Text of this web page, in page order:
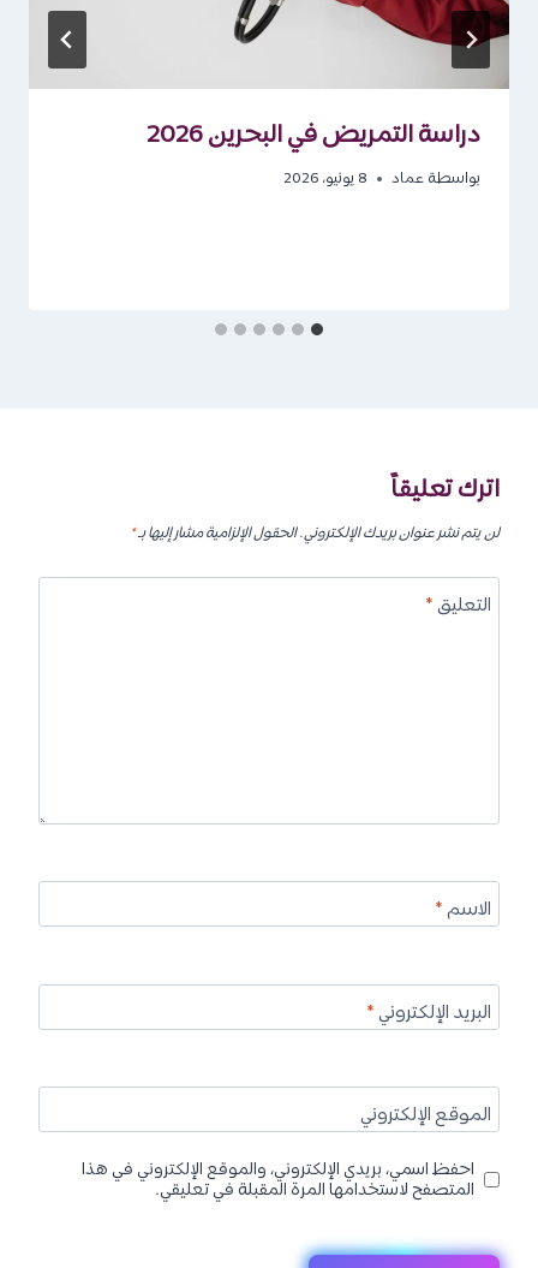
دراسة التمريض في البحرين 2026
بواسطة عماد 8 يونيو، 2026
اترك تعليقاً
لن يتم نشر عنوان بريدك الإلكتروني.الحقول الإلزامية مشار إليها بـ*
التعليق*
الاسم*
البريد الإلكتروني*
الموقع الإلكتروني
احفظ اسمي، بريدي الإلكتروني، والموقع الإلكتروني في هذا
المتصفح لاستخدامها المرة المقبلة في تعليقي.